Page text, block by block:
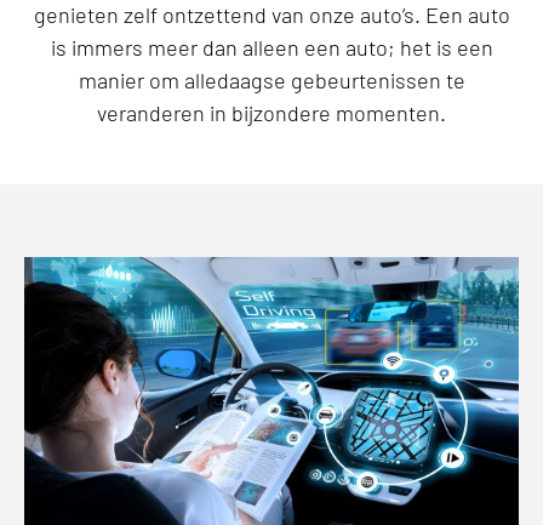
genieten zelf ontzettend van onze auto’s. Een auto
is immers meer dan alleen een auto; het is een
manier om alledaagse gebeurtenissen te
veranderen in bijzondere momenten.